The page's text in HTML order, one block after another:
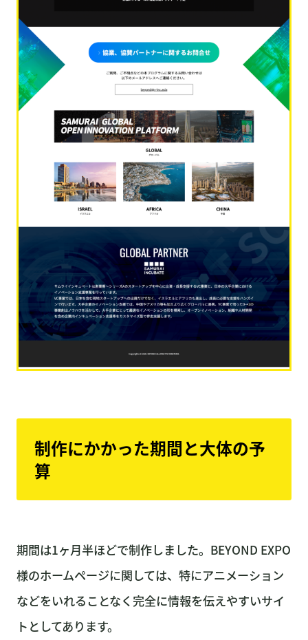
制作にかかった期間と大体の予
算
期間は1ヶ月半ほどで制作しました。BEYOND EXPO
様のホームページに関しては、特にアニメーション
などをいれることなく完全に情報を伝えやすいサイ
トとしてあります。